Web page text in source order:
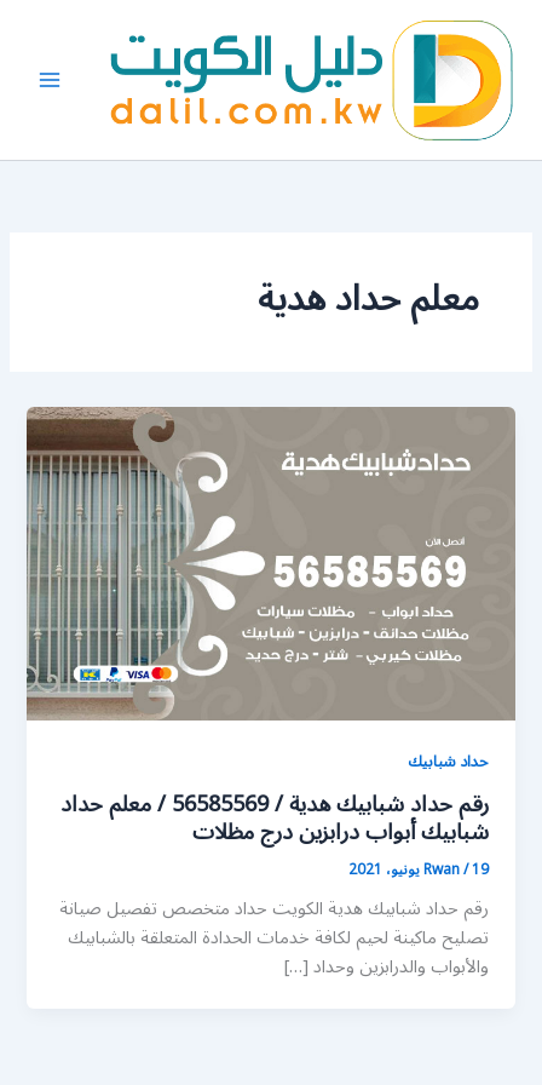
المحتوى
معلم حداد هدية
حداد شبابيك
رقم حداد شبابيك هدية / 56585569 / معلم حداد
شبابيك أبواب درابزين درج مظلات
Rwan/19 يونيو، 2021
رقم حداد شبابيك هدية الكويت حداد متخصص تفصيل صيانة
تصليح ماكينة لحيم لكافة خدمات الحدادة المتعلقة بالشبابيك
والأبواب والدرابزين وحداد […]